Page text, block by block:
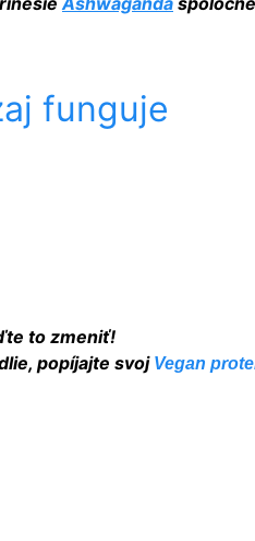
funguje
to zmeniť!
popíjajte svoj Vegan